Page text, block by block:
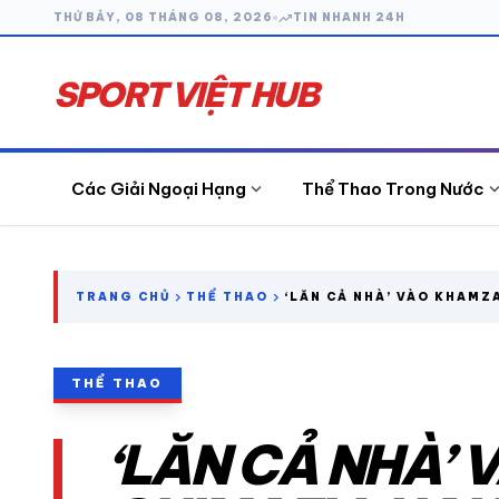
THỨ BẢY, 08 THÁNG 08, 2026 trending_upTIN NHANH 24H
SPORT VIỆT HUB
Các Giải Ngoại Hạng expand_more Thể Thao Trong Nước expand_more
TRANG CHỦ chevron_right THỂ THAO chevron_right ‘LĂN CẢ NHÀ’ VÀO
THỂ THAO
‘LĂN CẢ NHÀ’